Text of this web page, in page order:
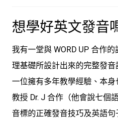
想學好英文發音
我有一堂與 WORD UP 合作
理基礎所設計出來的完整發
一位擁有多年教學經驗、本
教授 Dr. J 合作（他會說七個
音標的正確發音技巧及英語句